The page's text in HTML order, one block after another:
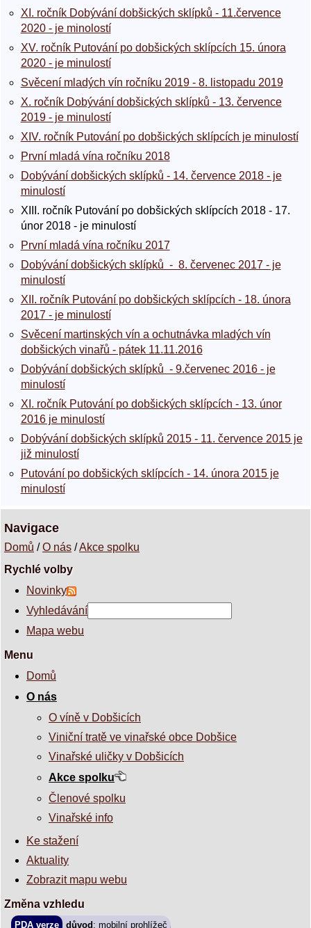
XI. ročník Dobývání dobšických sklípků - 11.července
2020 - je minolostí
XV. ročník Putování po dobšických sklípcích 15. února
2020 - je minulostí
Svěcení mladých vín ročníku 2019 - 8. listopadu 2019
X. ročník Dobývání dobšických sklípků - 13. července
2019 - je minulostí
XIV. ročník Putování po dobšických sklípcích je minulostí
První mladá vína ročníku 2018
Dobývání dobšických sklípků - 14. července 2018 - je
minulostí
XIII. ročník Putování po dobšických sklípcích 2018 - 17.
únor 2018 - je minulostí
První mladá vína ročníku 2017
Dobývání dobšických sklípků - 8. červenec 2017 - je
minulostí
XII. ročník Putování po dobšických sklípcích - 18. února
2017 - je minulostí
Svěcení martinských vín a ochutnávka mladých vín
dobšických vinařů - pátek 11.11.2016
Dobývání dobšických sklípků - 9.červenec 2016 - je
minulostí
XI. ročník Putování po dobšických sklípcích - 13. únor
2016 je minulostí
Dobývání dobšických sklípků 2015 - 11. července 2015 je
již minulostí
Putování po dobšických sklípcích - 14. února 2015 je
minulostí
Navigace
Domů /O nás /Akce spolku
Rychlé volby
Novinky
Vyhledávání
Mapa webu
Menu
Domů
O nás
O víně v Dobšicích
Viniční tratě ve vinařské obce Dobšice
Vinařské uličky v Dobšicích
Akce spolku
Členové spolku
Vinařské info
Ke stažení
Aktuality
Zobrazit mapu webu
Změna vzhledu
PDA verze důvod : mobilní prohlížeč